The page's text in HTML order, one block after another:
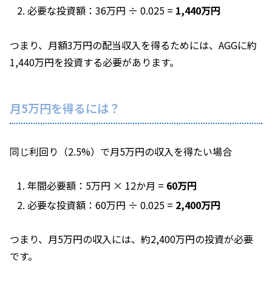
必要な投資額：36万円 ÷ 0.025 = 1,440万円
つまり、月額3万円の配当収入を得るためには、AGGに約
1,440万円を投資する必要があります。
月5万円を得るには？
同じ利回り（2.5%）で月5万円の収入を得たい場合
年間必要額：5万円 × 12か月 = 60万円
必要な投資額：60万円 ÷ 0.025 = 2,400万円
つまり、月5万円の収入には、約2,400万円の投資が必要
です。